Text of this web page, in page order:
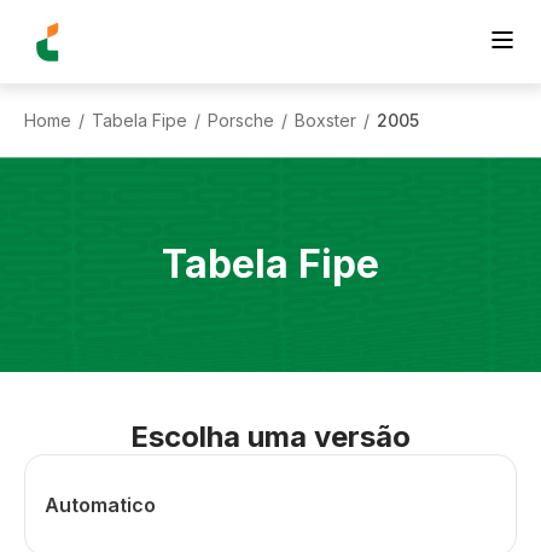
Home / Tabela Fipe / Porsche / Boxster / 2005
Tabela Fipe
Escolha uma versão
Automatico